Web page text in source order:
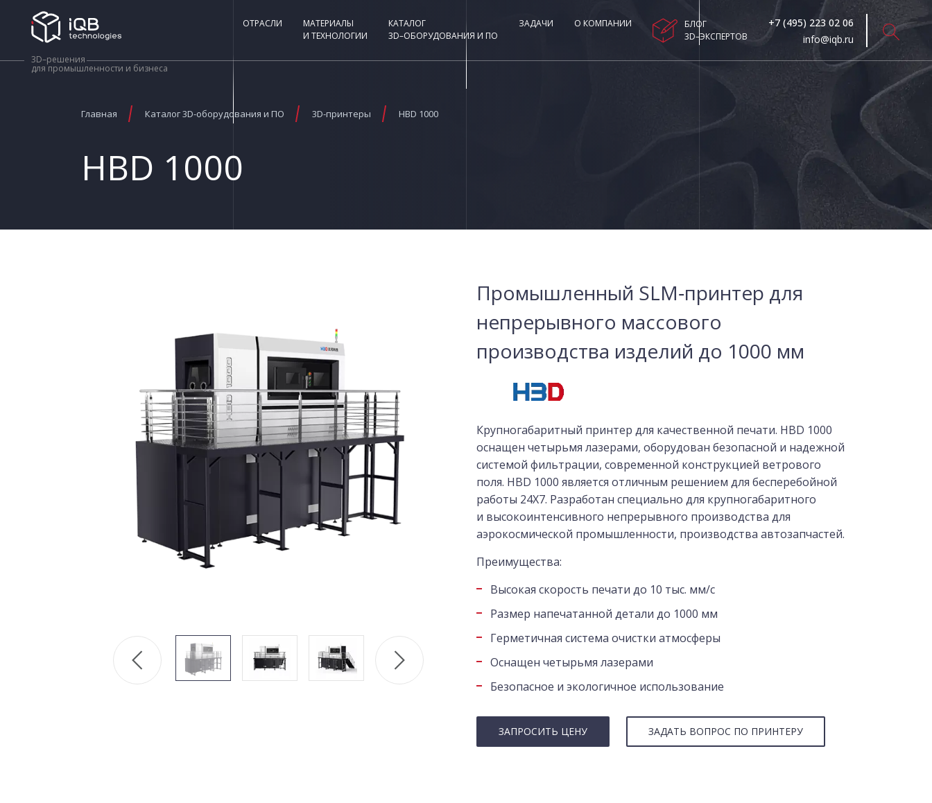
3D–решения
для промышленности и бизнеса
ОТРАСЛИ
МАТЕРИАЛЫ
И ТЕХНОЛОГИИ
КАТАЛОГ
3D–ОБОРУДОВАНИЯ И ПО
ЗАДАЧИ О КОМПАНИИ
БЛОГ
3D–ЭКСПЕРТОВ
+7 (495) 223 02 06
info@iqb.ru
Главная Каталог 3D-оборудования и ПО 3D-принтеры HBD 1000
HBD 1000
Промышленный SLM‑принтер для
непрерывного массового
производства изделий до 1000 мм
Крупногабаритный принтер для качественной печати. HBD 1000
оснащен четырьмя лазерами, оборудован безопасной и надежной
системой фильтрации, современной конструкцией ветрового
поля. HBD 1000 является отличным решением для бесперебойной
работы 24X7. Разработан специально для крупногабаритного
и высокоинтенсивного непрерывного производства для
аэрокосмической промышленности, производства автозапчастей.
Преимущества:
Высокая скорость печати до 10 тыс. мм/с
Размер напечатанной детали до 1000 мм
Герметичная система очистки атмосферы
Оснащен четырьмя лазерами
Безопасное и экологичное использование
ЗАПРОСИТЬ ЦЕНУ ЗАДАТЬ ВОПРОС ПО ПРИНТЕРУ